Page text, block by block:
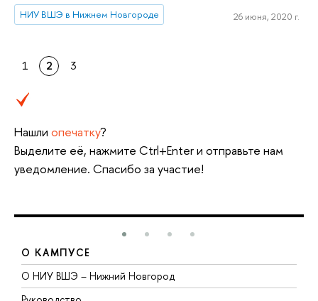
НИУ ВШЭ в Нижнем Новгороде 26 июня, 2020 г.
1 2 3
Нашли опечатку?
Выделите её, нажмите Ctrl+Enter и отправьте нам
уведомление. Спасибо за участие!
О КАМПУСЕ
О НИУ ВШЭ – Нижний Новгород